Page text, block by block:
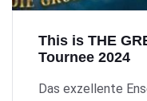
This is THE
Tournee 2024
Das exzellente